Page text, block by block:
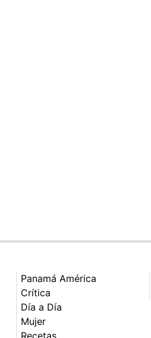
Panamá América
Crítica
Día a Día
Mujer
Recetas